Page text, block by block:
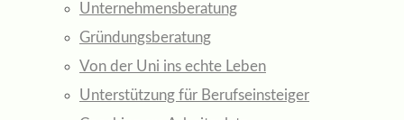
Unternehmensberatung
Gründungsberatung
Von der Uni ins echte Leben
Unterstützung für Berufseinsteiger